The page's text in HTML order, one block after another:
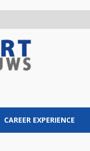
CAREER EXPERIENCE